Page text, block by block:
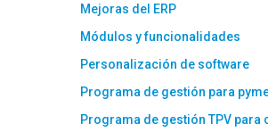
Mejoras del ERP
Módulos y funcionalidades
Personalización de software
Programa de gestión para
Programa de gestión TPV para